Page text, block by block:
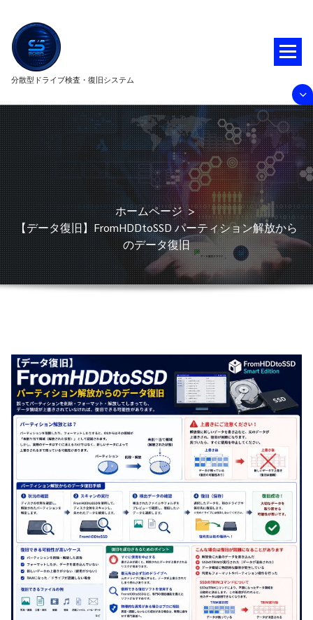
ス
キ
ッ
プ
分散型ドライブ検査・復旧システム
ホームページ>
【データ復旧】FromHDDtoSSD パーティション解放から
のデータ復旧